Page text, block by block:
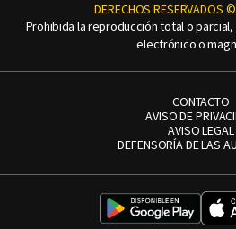
DERECHOS RESERVADOS
Prohibida la reproducción total o
electrónico o
CONTACTO
AVISO DE
AVISO LEGAL
DEFENSORÍA DE LAS